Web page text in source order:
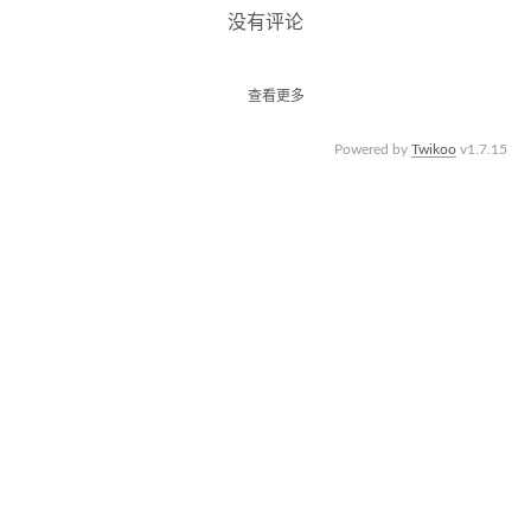
没有评论
查看更多
Powered by Twikoo v1.7.15